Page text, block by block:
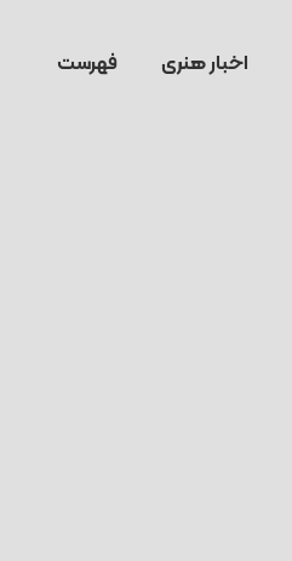
اخبار هنری فهرست